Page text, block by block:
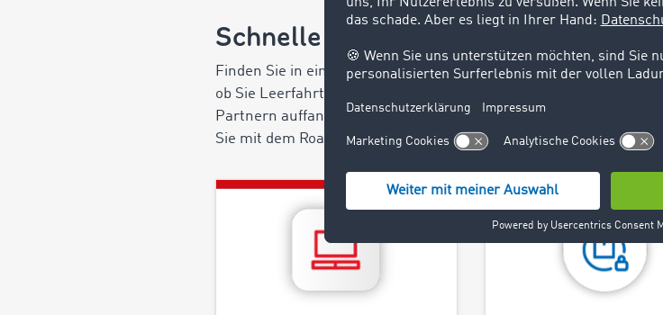
Schnelle und einfache
Finden Sie in einem der größten Logistiknetzwerke sofort die
ob Sie Leerfahrten vermeiden und Ihre Auslastung steigern,
Partnern auffangen oder mit bestehenden Dienstleistern noch
Sie mit dem Road Freight Marketplace Ihre gesamte